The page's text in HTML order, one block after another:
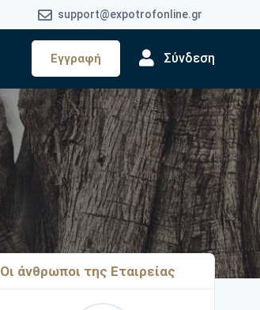
support@expotrofonline.gr
Εγγραφή Σύνδεση
Οι άνθρωποι της Εταιρείας